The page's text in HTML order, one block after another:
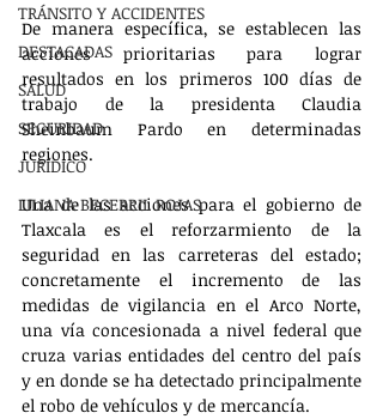
TRÁNSITO Y ACCIDENTES
DESTACADAS
SALUD
SEGURIDAD
JURÍDICO
LILIANA BECERRIL ROJAS
De manera específica, se establecen las
acciones prioritarias para lograr
resultados en los primeros 100 días de
trabajo de la presidenta Claudia
Sheinbaum Pardo en determinadas
regiones.
Una de las acciones para el gobierno de
Tlaxcala es el reforzarmiento de la
seguridad en las carreteras del estado;
concretamente el incremento de las
medidas de vigilancia en el Arco Norte,
una vía concesionada a nivel federal que
cruza varias entidades del centro del país
y en donde se ha detectado principalmente
el robo de vehículos y de mercancía.